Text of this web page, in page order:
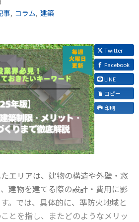
事 コラム 建築
Twitter
Facebook
LINE
コピー
印刷
エリアは、建物の構造や外壁・窓
建物を建てる際の設計・費用に影
。では、具体的に、準防火地域と
とを指し、またどのようなメリッ